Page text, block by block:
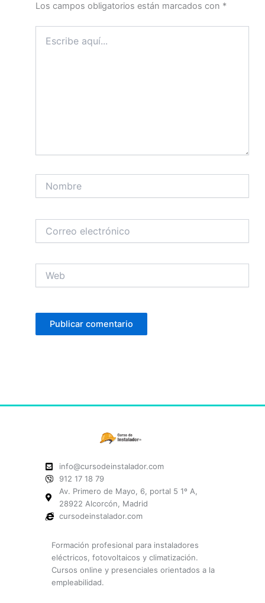
Los campos obligatorios están marcados con *
aquí...
electrónico
info@cursodeinstalador.com
912 17 18 79
Av. Primero de Mayo, 6, portal 5 1º A,
28922 Alcorcón, Madrid
cursodeinstalador.com
Formación profesional para instaladores
eléctricos, fotovoltaicos y climatización.
Cursos online y presenciales orientados a la
empleabilidad.